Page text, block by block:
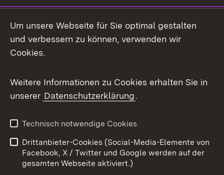
X / Twitter
Youtube
Kontakt
Datenschutz
Barrierefreiheit
Impressum
Cookies
Um unsere Webseite für Sie optimal gestalten
und verbessern zu können, verwenden wir
Cookies.
Weitere Informationen zu Cookies erhalten Sie in
unserer Datenschutzerklärung.
Technisch notwendige Cookies
Drittanbieter-Cookies (Social-Media-Elemente von
Facebook, X / Twitter und Google werden auf der
gesamten Webseite aktiviert.)